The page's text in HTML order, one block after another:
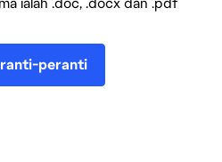
peranti